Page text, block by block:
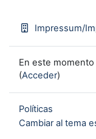
Impressum/
En este
(Acceder)
Políticas
Cambiar al tema